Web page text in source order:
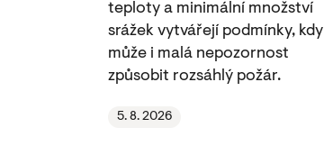
teploty a minimální množství
srážek vytvářejí podmínky, kdy
může i malá nepozornost
způsobit rozsáhlý požár.
5. 8. 2026